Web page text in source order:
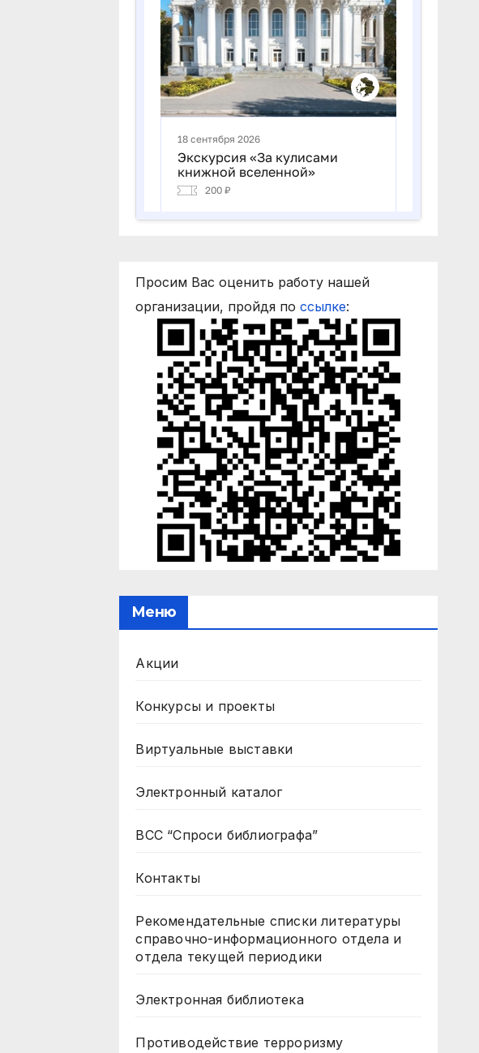
Просим Вас оценить работу нашей
организации, пройдя поссылке:
Меню
Акции
Конкурсы и проекты
Виртуальные выставки
Электронный каталог
ВСС “Спроси библиографа”
Контакты
Рекомендательные списки литературы
справочно-информационного отдела и
отдела текущей периодики
Электронная библиотека
Противодействие терроризму